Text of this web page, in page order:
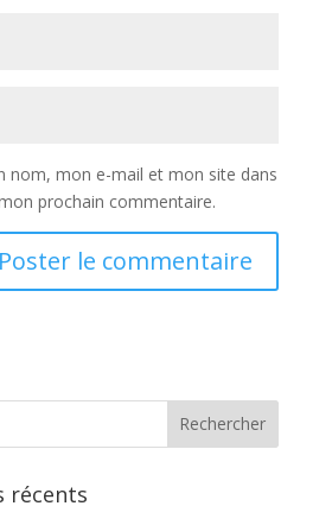
nom, mon e-mail et mon site dans
prochain commentaire.
récents